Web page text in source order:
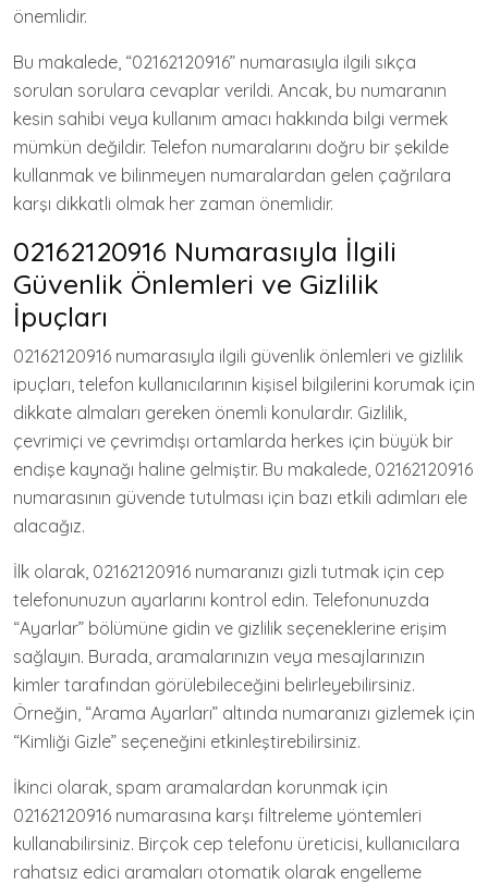
önemlidir.
Bu makalede, “02162120916” numarasıyla ilgili sıkça
sorulan sorulara cevaplar verildi. Ancak, bu numaranın
kesin sahibi veya kullanım amacı hakkında bilgi vermek
mümkün değildir. Telefon numaralarını doğru bir şekilde
kullanmak ve bilinmeyen numaralardan gelen çağrılara
karşı dikkatli olmak her zaman önemlidir.
02162120916 Numarasıyla İlgili
Güvenlik Önlemleri ve Gizlilik
İpuçları
02162120916 numarasıyla ilgili güvenlik önlemleri ve gizlilik
ipuçları, telefon kullanıcılarının kişisel bilgilerini korumak için
dikkate almaları gereken önemli konulardır. Gizlilik,
çevrimiçi ve çevrimdışı ortamlarda herkes için büyük bir
endişe kaynağı haline gelmiştir. Bu makalede, 02162120916
numarasının güvende tutulması için bazı etkili adımları ele
alacağız.
İlk olarak, 02162120916 numaranızı gizli tutmak için cep
telefonunuzun ayarlarını kontrol edin. Telefonunuzda
“Ayarlar” bölümüne gidin ve gizlilik seçeneklerine erişim
sağlayın. Burada, aramalarınızın veya mesajlarınızın
kimler tarafından görülebileceğini belirleyebilirsiniz.
Örneğin, “Arama Ayarları” altında numaranızı gizlemek için
“Kimliği Gizle” seçeneğini etkinleştirebilirsiniz.
İkinci olarak, spam aramalardan korunmak için
02162120916 numarasına karşı filtreleme yöntemleri
kullanabilirsiniz. Birçok cep telefonu üreticisi, kullanıcılara
rahatsız edici aramaları otomatik olarak engelleme